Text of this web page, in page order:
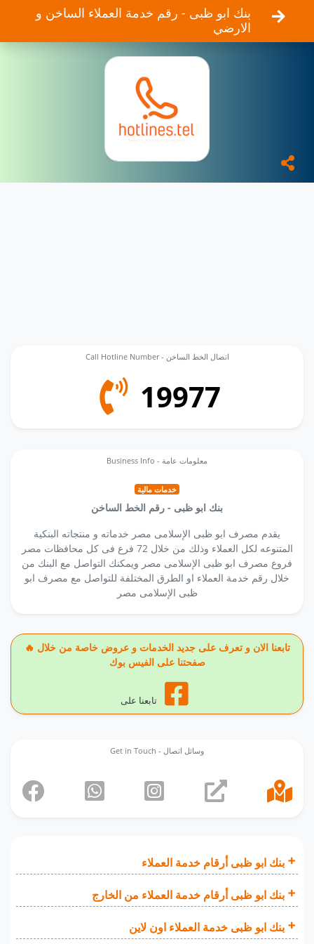
بنك ابو ظبى - رقم خدمة العملاء الساخن و
الارضي
Call Hotline Number - اتصال الخط الساخن
19977
Business Info - معلومات عامة
خدمات مالية
بنك ابو ظبى - رقم الخط الساخن
يقدم مصرف ابو ظبى الإسلامى مصر خدماته و منتجاته البنكية
المتنوعه لكل العملاء وذلك من خلال 72 فرع فى كل محافظات مصر
فروع مصرف ابو ظبى الإسلامى مصر ويمكنك التواصل مع البنك من
خلال رقم خدمة العملاء او الطرق المختلفة للتواصل مع مصرف ابو
ظبى الإسلامى مصر
🔥 تابعنا الان و تعرف على جديد الخدمات و عروض خاصة من خلال
صفحتنا على الفيس بوك
تابعنا على
Get in Touch - وسائل اتصال
بنك ابو ظبى أرقام خدمة العملاء
بنك ابو ظبى أرقام خدمة العملاء من الخارج
بنك ابو ظبى خدمة العملاء اون لاين